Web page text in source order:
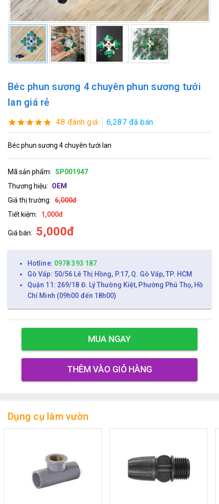
Béc phun sương 4 chuyên phun sương tưới
lan giá rẻ
48 đánh giá 6,287 đã bán
Béc phun sương 4 chuyên tưới lan
Mã sản phẩm: SP001947
Thương hiệu:
OEM
Giá thị trường: 6,000đ
Tiết kiệm:
1,000đ
Giá bán: 5,000đ
Hotline: 0978 393 187
Gò Vấp: 50/56 Lê Thị Hồng, P.17, Q. Gò Vấp, TP. HCM
Quận 11: 269/18 Đ. Lý Thường Kiệt, Phường Phú Thọ, Hồ
Chí Minh (09h00 đến 18h00)
MUA NGAY
THÊM VÀO GIỎ HÀNG
Dụng cụ làm vườn